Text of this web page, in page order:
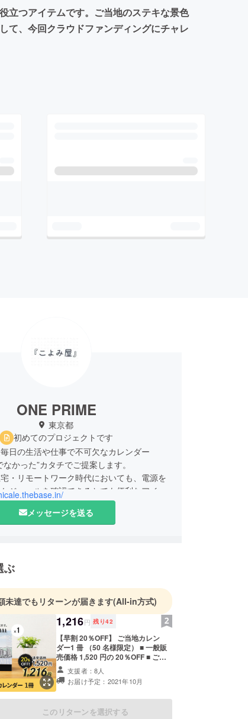
立つアイテムです。ご当地のステキな景色
て、今回クラウドファンディングにチャレ
ONE PRIME
東京都
初めてのプロジェクトです
毎日の生活や仕事で不可欠なカレンダー
かった”カタチでご提案します。
・リモートワーク時代においても、電源を
ジュールを確認できるとても便利なアイテ
リジナルカレンダー第1弾として、全国各地
メッセージを送る
ぶ
未達でもリターンが届きます(All-in方式)
1,216円 残り42
【早割 20％OFF】 ご当地カレン
ダー1 冊 （50 名様限定） ■ 一般販
売価格 1,520 円の 20％OFF ■ ご希
望のご当地をお選びください。 ・お
選びにならなかった場合は、ランダ
ムに選ばせていただきます。 ※この
ます。 ※発送は郵便局のクリックポ
支援者：8人
お届け予定：2021年10月
このリターンを選択する